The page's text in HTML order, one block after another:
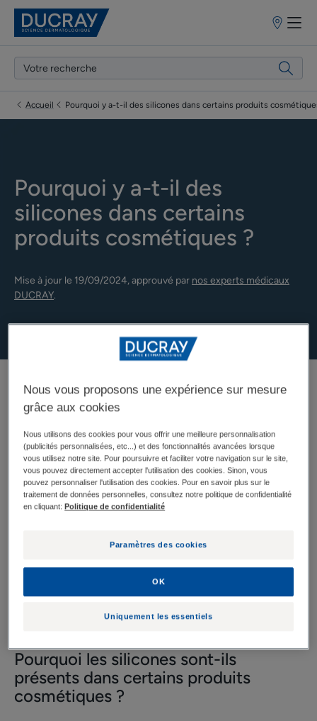
Points
vente
Accueil Pourquoi y a-t-il des silicones dans certains produits
Pourquoi y a-t-il des
silicones dans certains
produits cosmétiques ?
Mise à jour le 19/09/2024, approuvé par nos experts médicaux
DUCRAY.
​Mieux comprendre le rôle des silicones
Qu’est-ce que le silicone ?
Le silicone est un polymère synthétique composé de
silicium (deuxième élément le plus abondant de la
d’autres éléments, le plus souvent du carbone ou de
l’hydrogène. Cette matière a trouvé sa place dans
tous les domaines de nos sociétés, de secteurs
Pourquoi les silicones sont-ils
présents dans certains produits
cosmétiques ?
Nous vous proposons une expérience sur mesure
grâce aux cookies
Nous utilisons des cookies pour vous offrir une meilleure personnalisation
(publicités personnalisées, etc...) et des fonctionnalités avancées lorsque
vous utilisez notre site. Pour poursuivre et faciliter votre navigation sur le site,
vous pouvez directement accepter l'utilisation des cookies. Sinon, vous
pouvez personnaliser l'utilisation des cookies. Pour en savoir plus sur le
traitement de données personnelles, consultez notre politique de confidentialité
en cliquant:Politique de confidentialité
Paramètres des cookies
Uniquement les essentiels
OK